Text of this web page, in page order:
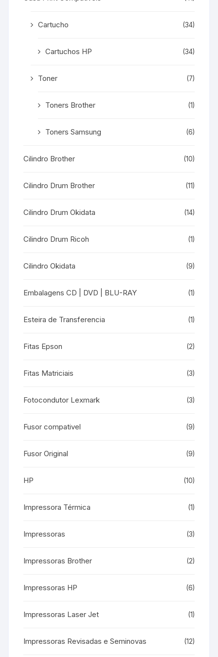
Cartucho (34)
Cartuchos HP (34)
Toner (7)
Toners Brother (1)
Toners Samsung (6)
Cilindro Brother (10)
Cilindro Drum Brother (11)
Cilindro Drum Okidata (14)
Cilindro Drum Ricoh (1)
Cilindro Okidata (9)
Embalagens CD | DVD | BLU-RAY (1)
Esteira de Transferencia (1)
Fitas Epson (2)
Fitas Matriciais (3)
Fotocondutor Lexmark (3)
Fusor compativel (9)
Fusor Original (9)
HP (10)
Impressora Térmica (1)
Impressoras (3)
Impressoras Brother (2)
Impressoras HP (6)
Impressoras Laser Jet (1)
Impressoras Revisadas e Seminovas (12)